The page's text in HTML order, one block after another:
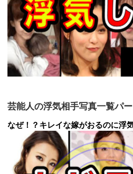
芸能人の浮気相手写真一覧パ
なぜ！？キレイな嫁がおるのに浮